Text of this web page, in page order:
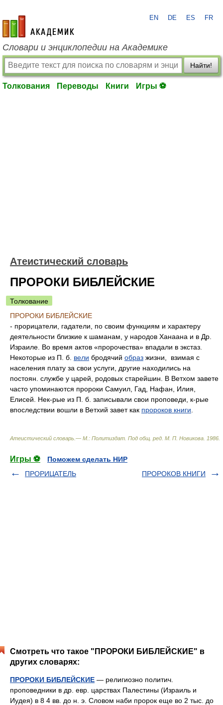
academic.ru
EN DE ES FR
Словари и энциклопедии на Академике
Найти!
Толкования Переводы Книги Игры ⚽
Атеистический словарь
ПРОРОКИ БИБЛЕЙСКИЕ
Толкование
ПРОРОКИ БИБЛЕЙСКИЕ
- прорицатели, гадатели, по своим функциям и характеру
деятельности близкие к шаманам, у народов Ханаана и в Др.
Израиле. Во время актов «пророчества» впадали в экстаз.
Некоторые из П. б. вели бродячий образ жизни, взимая с
населения плату за свои услуги, другие находились на
постоян. службе у царей, родовых старейшин. В Ветхом завете
часто упоминаются пророки Самуил, Гад, Нафан, Илия,
Елисей. Нек-рые из П. б. записывали свои проповеди, к-рые
впоследствии вошли в Ветхий завет как пророков книги
Атеистический словарь.— М.: Политиздат Под общ. ред. М. П. Новикова 1986
Игры ⚽
Поможем сделать НИР
ПРОРИЦАТЕЛЬ
ПРОРОКОВ КНИГИ
Смотреть что такое "ПРОРОКИ БИБЛЕЙСКИЕ" в
других словарях:
ПРОРОКИ БИБЛЕЙСКИЕ — религиозно политич.
проповедники в др. евр. царствах Палестины (Израиль и
Иудея) в 8 4 вв. до н. э. Словом наби пророк еще во 2 тыс. до